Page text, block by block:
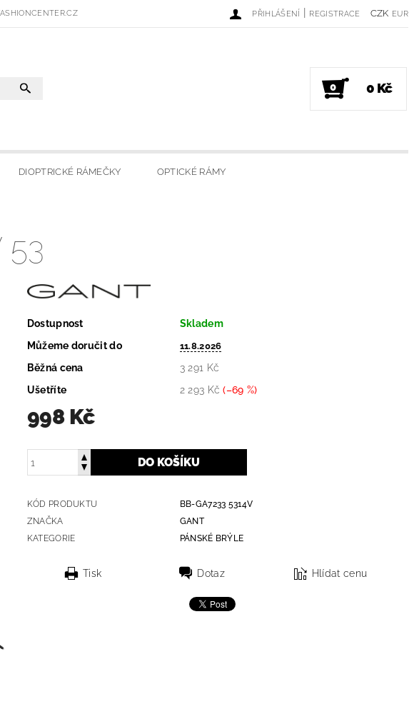
CZK EUR
PŘIHLÁŠENÍ | REGISTRACE
0 0 Kč
DIOPTRICKÉ RÁMEČKY OPTICKÉ RÁMY
53
Dostupnost
Skladem
Můžeme doručit do
11.8.2026
Běžná cena
3 291 Kč
Ušetříte
2 293 Kč(–69 %)
998 Kč
KÓD PRODUKTU
BB-GA7233 5314V
ZNAČKA
GANT
KATEGORIE
PÁNSKÉ BRÝLE
Tisk Dotaz Hlídat cenu